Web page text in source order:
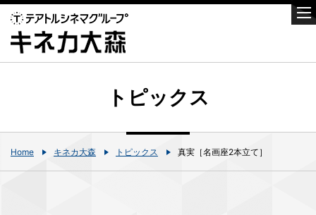
トピックス
Home キネカ大森 トピックス 真実［名画座2本立て］